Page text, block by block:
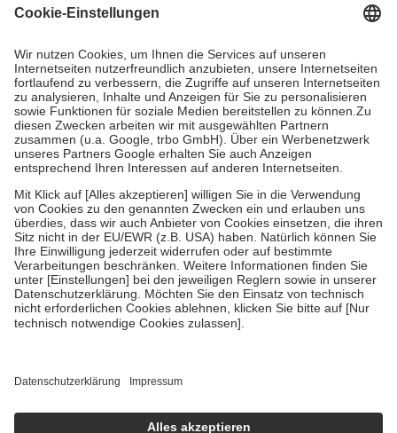
Grundsätzlich leisten Mitglieder Zuzahlungen in Höhe von zehn
höchstens zehn Euro.
Es sind jedoch nie mehr als die tatsächlichen
Kosten der Leistung zu entrichten.
Diese Regeln gelten grundsätzlich auch für Online-Apotheken.
Bei Heilmitteln und häuslicher Krankenpflege beträgt die
Zuzahlung zehn Prozent der Kosten sowie zehn Euro je
Verordnung.
Um das Engagement der Versicherten für ihre eigene Gesundheit zu
stärken und die besondere Stellung der Familie zu unterstützen,
fallenkeine Zuzahlungenan bei:
• Kindern und Jugendlichen bis zum vollendeten 18. Lebensjahr
mit Ausnahme der Fahrkosten
• Untersuchungen zur Vorsorge und Früherkennung, die von der
GKV getragen werden
• empfohlenen Schutzimpfungen
• Harn- und Blutteststreifen
getroffen, um sicherzustellen, dass es sich um echte Bewertungen
https://help.etrusted.com/hc/de/articles/4419944605341